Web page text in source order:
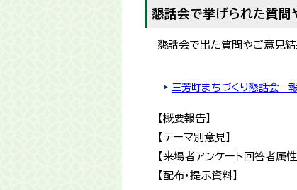
懇話会で挙げられた質問
懇話会で出た質問やご意見結
三芳町まちづくり懇話会 報
【概要報告】
【テーマ別意見】
【来場者アンケート回答者属性
【配布・提示資料】